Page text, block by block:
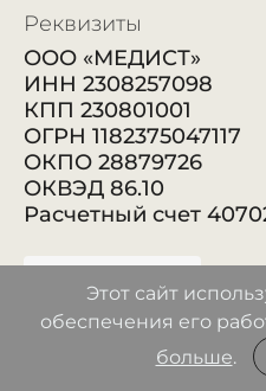
Реквизиты
ООО «МЕДИСТ»
ИНН 2308257098
КПП 230801001
ОГРН 1182375047117
ОКПО 28879726
ОКВЭД 86.10
Расчетный счет
Этот сайт
обеспечения его
больше.